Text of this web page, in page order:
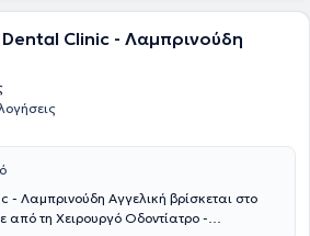
Clinic - Λαμπρινούδη
Λαμπρινούδη Αγγελική βρίσκεται στο
από τη Χειρουργό Οδοντίατρο -